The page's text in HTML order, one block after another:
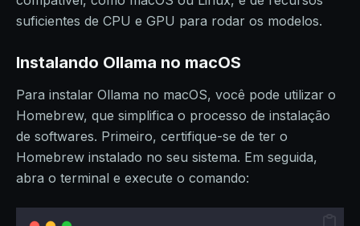
suficientes de CPU e GPU para rodar os modelos.
Instalando Ollama no macOS
Para instalar Ollama no macOS, você pode utilizar o
Homebrew, que simplifica o processo de instalação
de softwares. Primeiro, certifique-se de ter o
Homebrew instalado no seu sistema. Em seguida,
abra o terminal e execute o comando: